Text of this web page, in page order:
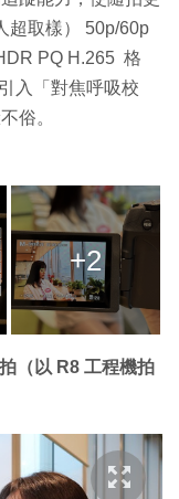
超取樣） 50p/60p
PQ H.265 格
入「對焦呼吸校
俗。
+2
（以 R8 工程機拍